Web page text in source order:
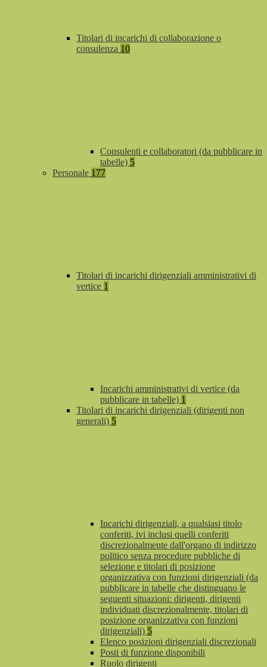
Titolari di incarichi di collaborazione o
consulenza 10
Consulenti e collaboratori (da pubblicare in
tabelle) 5
Personale 177
Titolari di incarichi dirigenziali amministrativi di
vertice 1
Incarichi amministrativi di vertice (da
pubblicare in tabelle) 1
Titolari di incarichi dirigenziali (dirigenti non
generali) 5
Incarichi dirigenziali, a qualsiasi titolo
conferiti, ivi inclusi quelli conferiti
discrezionalmente dall'organo di indirizzo
politico senza procedure pubbliche di
selezione e titolari di posizione
organizzativa con funzioni dirigenziali (da
pubblicare in tabelle che distinguano le
seguenti situazioni: dirigenti, dirigenti
individuati discrezionalmente, titolari di
posizione organizzativa con funzioni
dirigenziali) 5
Elenco posizioni dirigenziali discrezionali
Posti di funzione disponibili
Ruolo dirigenti